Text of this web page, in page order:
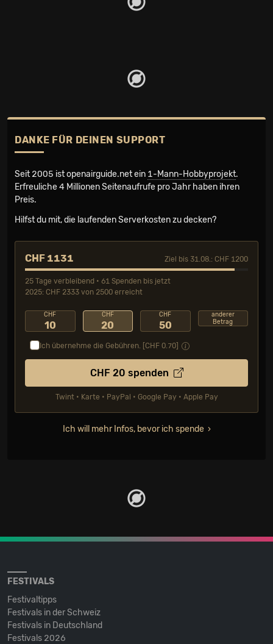
DANKE FÜR DEINEN SUPPORT
Seit 2005 ist openairguide.net ein 1-Mann-Hobbyprojekt.
Erfreuliche 4 Millionen Seiten­aufrufe pro Jahr haben ihren
Preis.
Hilfst du mit, die laufenden Serverkosten zu decken?
CHF 1131 Ziel bis 31.08.: CHF 1200
25 Tage verbleibend • 61 Spenden bis jetzt
2025: CHF 2333 von 2500 erreicht
CHF
10
CHF
20
CHF
50
anderer
Betrag
Ich übernehme die Gebühren. [CHF 0.70
CHF 20 spenden
Twint • Karte • PayPal • Google Pay • Apple Pay
Ich will mehr Infos, bevor ich spende
FESTIVALS
Festivaltipps
Festivals in der Schweiz
Festivals in Deutschland
Festivals 2026